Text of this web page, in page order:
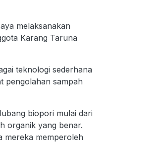
melaksanakan
Karang Taruna
teknologi sederhana
pengolahan sampah
biopori mulai dari
organik yang benar.
mereka memperoleh